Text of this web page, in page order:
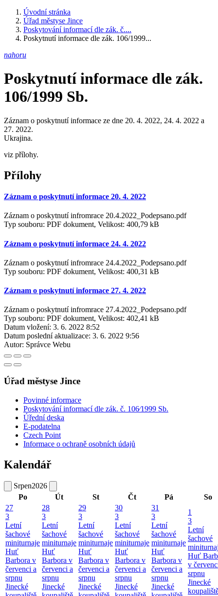
Úvodní stránka
Úřad městyse Jince
Poskytování informací dle zák. č....
Poskytnutí informace dle zák. 106/1999...
nahoru
Poskytnutí informace dle zák.
106/1999 Sb.
Záznam o poskytnutí informace ze dne 20. 4. 2022, 24. 4. 2022 a
27. 2022.
Ukrajina.
viz přílohy.
Přílohy
Záznam o poskytnutí informace 20. 4. 2022
Záznam o poskytnutí infromrace 20.4.2022_Podepsano.pdf
Typ souboru: PDF dokument, Velikost: 400,79 kB
Záznam o poskytnutí informace 24. 4. 2022
Záznam o poskytnutí infromrace 24.4.2022_Podepsano.pdf
Typ souboru: PDF dokument, Velikost: 400,31 kB
Záznam o poskytnutí informace 27. 4. 2022
Záznam o poskytnutí infromrace 27.4.2022_Podepsano.pdf
Typ souboru: PDF dokument, Velikost: 402,41 kB
Datum vložení: 3. 6. 2022 8:52
Datum poslední aktualizace: 3. 6. 2022 9:56
Autor: Správce Webu
Úřad městyse Jince
Povinné informace
Poskytování informací dle zák. č. 106⁄1999 Sb.
Úřední deska
E-podatelna
Czech Point
Informace o ochraně osobních údajů
Kalendář
Srpen2026
Po
Út St Čt Pá
So
27
3
Letní
šachové
miniturnaje
Huť
Barbora v
červenci a
srpnu
Jinecké
28
3
Letní
šachové
miniturnaje
Huť
Barbora v
červenci a
srpnu
Jinecké
29
3
Letní
šachové
miniturnaje
Huť
Barbora v
červenci a
srpnu
Jinecké
30
3
Letní
šachové
miniturnaje
Huť
Barbora v
červenci a
srpnu
Jinecké
31
3
Letní
šachové
miniturnaje
Huť
Barbora v
červenci a
srpnu
Jinecké
1
3
Letní
šachové
Huť
v
srpnu
Jinecké